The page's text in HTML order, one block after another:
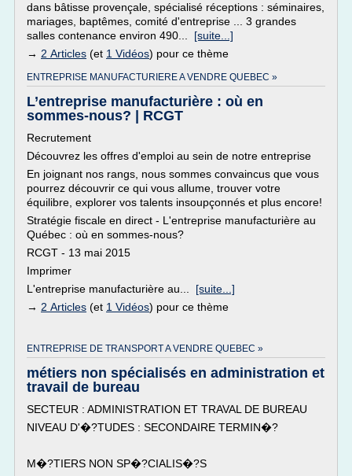
dans bâtisse provençale, spécialisé réceptions : séminaires,
mariages, baptêmes, comité d'entreprise ... 3 grandes
salles contenance environ 490... [suite...]
→ 2 Articles (et 1 Vidéos) pour ce thème
ENTREPRISE MANUFACTURIERE A VENDRE QUEBEC »
L’entreprise manufacturière : où en
sommes-nous? | RCGT
Recrutement
Découvrez les offres d'emploi au sein de notre entreprise
En joignant nos rangs, nous sommes convaincus que vous
pourrez découvrir ce qui vous allume, trouver votre
équilibre, explorer vos talents insoupçonnés et plus encore!
Stratégie fiscale en direct - L'entreprise manufacturière au
Québec : où en sommes-nous?
RCGT - 13 mai 2015
Imprimer
L'entreprise manufacturière au... [suite...]
→ 2 Articles (et 1 Vidéos) pour ce thème
ENTREPRISE DE TRANSPORT A VENDRE QUEBEC »
métiers non spécialisés en administration et
travail de bureau
SECTEUR : ADMINISTRATION ET TRAVAL DE BUREAU
NIVEAU D'�?TUDES : SECONDAIRE TERMIN�?
M�?TIERS NON SP�?CIALIS�?S